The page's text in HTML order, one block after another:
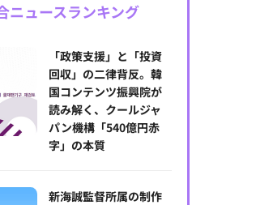
ニュースランキング
「政策支援」と「投資
回収」の二律背反。韓
国コンテンツ振興院が
読み解く、クールジャ
パン機構「540億円赤
字」の本質
新海誠監督所属の制作